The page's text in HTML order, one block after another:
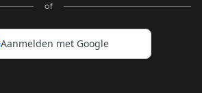
of
Aanmelden met Google